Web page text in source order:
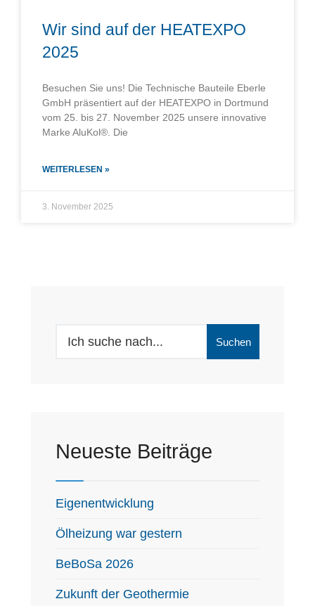
Wir sind auf der HEATEXPO
2025
Besuchen Sie uns! Die Technische Bauteile Eberle
GmbH präsentiert auf der HEATEXPO in Dortmund
vom 25. bis 27. November 2025 unsere innovative
Marke AluKol®. Die
WEITERLESEN »
3. November 2025
Suchen
Neueste Beiträge
Eigenentwicklung
Ölheizung war gestern
BeBoSa 2026
Zukunft der Geothermie